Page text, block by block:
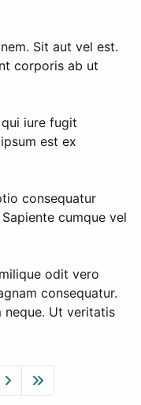
Sit aut vel est.
corporis ab ut
iure fugit
est ex
consequatur
cumque vel
odit vero
consequatur.
neque. Ut veritatis